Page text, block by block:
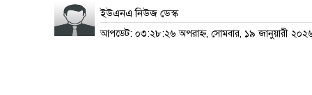
ইউএনএ নিউজ ডেস্ক
আপডেট: ০৩:২৮:২৬ অপরাহ্ন, সোমবার, ১৯ জানুয়ারী